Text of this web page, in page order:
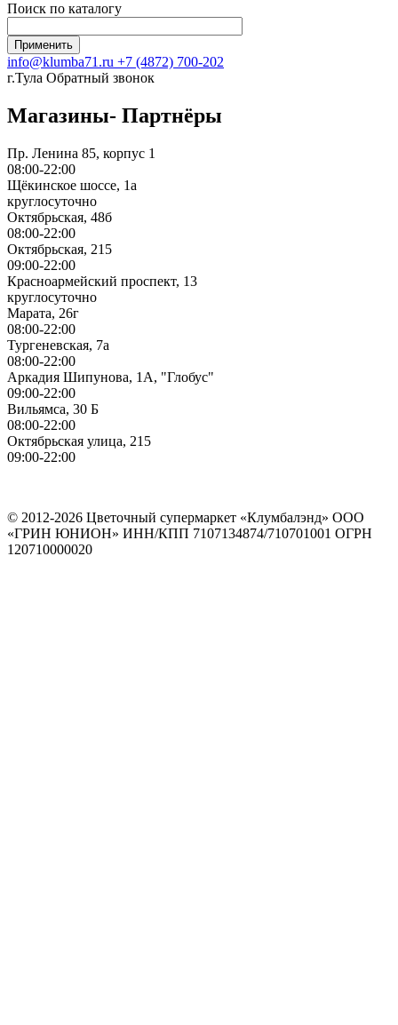
Поиск по каталогу
info@klumba71.ru +7 (4872) 700-202
г.Тула Обратный звонок
Магазины- Партнёры
Пр. Ленина 85, корпус 1
08:00-22:00
Щёкинское шоссе, 1а
круглосуточно
Октябрьская, 48б
08:00-22:00
Октябрьская, 215
09:00-22:00
Красноармейский проспект, 13
круглосуточно
Марата, 26г
08:00-22:00
Тургеневская, 7а
08:00-22:00
Аркадия Шипунова, 1А, "Глобус"
09:00-22:00
Вильямса, 30 Б
08:00-22:00
Октябрьская улица, 215
09:00-22:00
© 2012-2026 Цветочный супермаркет «Клумбалэнд» ООО
«ГРИН ЮНИОН» ИНН/КПП 7107134874/710701001 ОГРН
120710000020